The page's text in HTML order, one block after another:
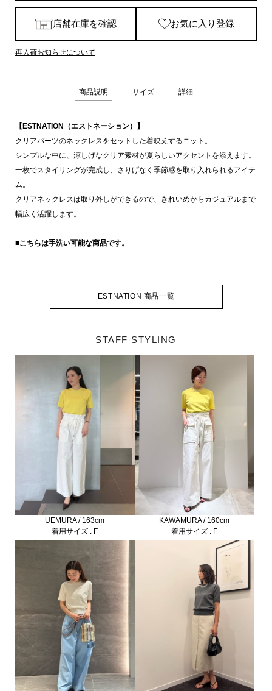
店舗在庫を確認 お気に入り登録
再入荷お知らせについて
商品説明 サイズ 詳細
【ESTNATION（エストネーション）】
クリアパーツのネックレスをセットした着映えするニット。
シンプルな中に、涼しげなクリア素材が夏らしいアクセントを添えます。
一枚でスタイリングが完成し、さりげなく季節感を取り入れられるアイテ
ム。
クリアネックレスは取り外しができるので、きれいめからカジュアルまで
幅広く活躍します。
■こちらは手洗い可能な商品です。
ESTNATION 商品一覧
STAFF STYLING
UEMURA / 163cm
着用サイズ : F
KAWAMURA / 160cm
着用サイズ : F